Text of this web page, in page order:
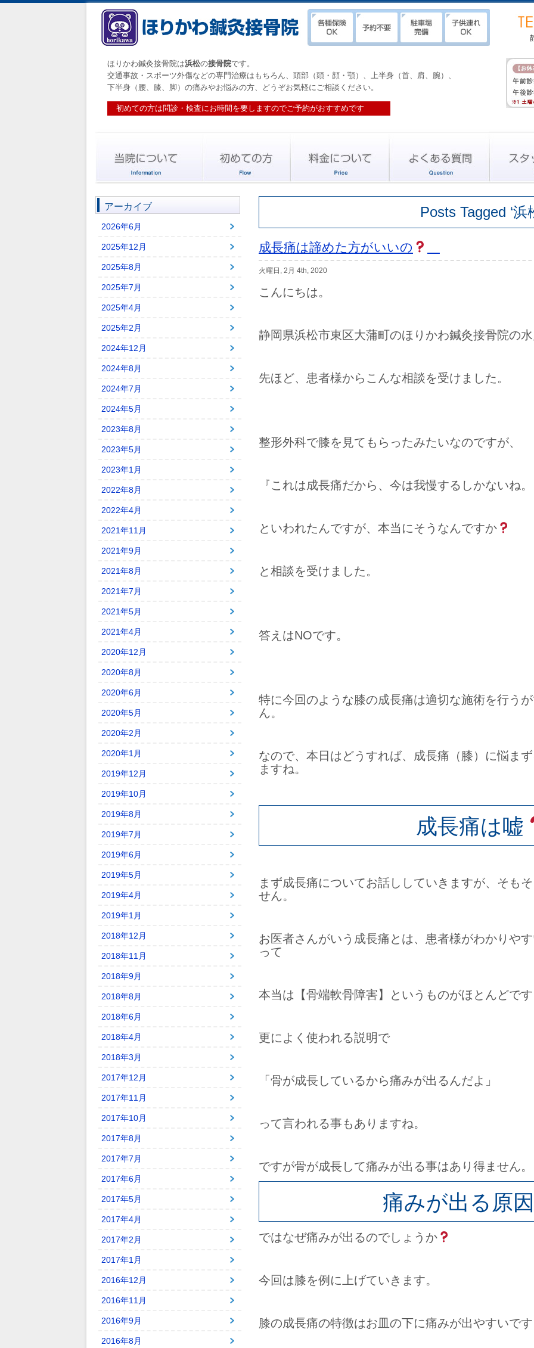
ほりかわ鍼灸接骨院は浜松の接骨院です。
交通事故・スポーツ外傷などの専門治療はもちろん、頭部（頭・顔・顎）、上半身（首、肩、腕）、
下半身（腰、膝、脚）の痛みやお悩みの方、どうぞお気軽にご相談ください。
初めての方は問診・検査にお時間を要しますのでご予約がおすすめです
Posts Tagged ‘浜
成長痛は諦めた方がいいの
火曜日, 2月 4th, 2020
こんにちは。
静岡県浜松市東区大蒲町のほりかわ鍼灸接骨院の
先ほど、患者様からこんな相談を受けました。
整形外科で膝を見てもらったみたいなのですが、
『これは成長痛だから、今は我慢するしかないね
といわれたんですが、本当にそうなんですか
と相談を受けました。
答えはNOです。
特に今回のような膝の成長痛は適切な施術を行う
ん。
なので、本日はどうすれば、成長痛（膝）に悩ま
ますね。
成長痛は嘘
まず成長痛についてお話ししていきますが、そも
せん。
お医者さんがいう成長痛とは、患者様がわかりや
って
本当は【骨端軟骨障害】というものがほとんどで
更によく使われる説明で
「骨が成長しているから痛みが出るんだよ」
って言われる事もありますね。
ですが骨が成長して痛みが出る事はあり得ません。
痛みが出る原
ではなぜ痛みが出るのでしょうか
今回は膝を例に上げていきます。
膝の成長痛の特徴はお皿の下に痛みが出やすいで
アーカイブ
2026年6月
2025年12月
2025年8月
2025年7月
2025年4月
2025年2月
2024年12月
2024年8月
2024年7月
2024年5月
2023年8月
2023年5月
2023年1月
2022年8月
2022年4月
2021年11月
2021年9月
2021年8月
2021年7月
2021年5月
2021年4月
2020年12月
2020年8月
2020年6月
2020年5月
2020年2月
2020年1月
2019年12月
2019年10月
2019年8月
2019年7月
2019年6月
2019年5月
2019年4月
2019年1月
2018年12月
2018年11月
2018年9月
2018年8月
2018年6月
2018年4月
2018年3月
2017年12月
2017年11月
2017年10月
2017年8月
2017年7月
2017年6月
2017年5月
2017年4月
2017年2月
2017年1月
2016年12月
2016年11月
2016年9月
2016年8月